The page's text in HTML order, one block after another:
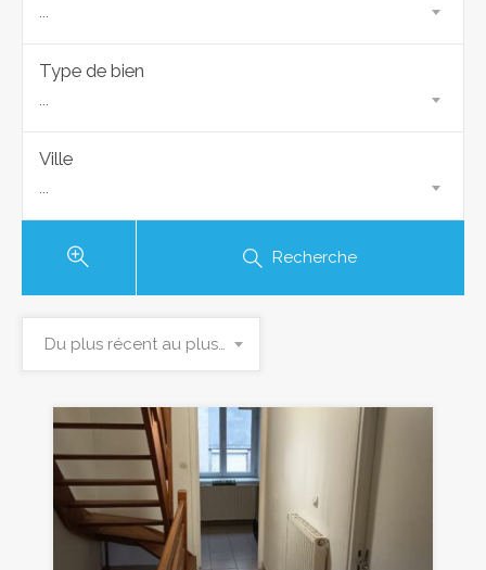
...
Type de bien
...
Ville
...
Recherche
Du plus récent au plus ancien